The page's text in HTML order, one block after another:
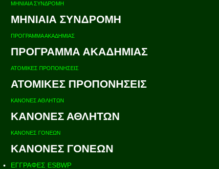
ΜΗΝΙΑΙΑ ΣΥΝΔΡΟΜΗ
ΜΗΝΙΑΙΑ ΣΥΝΔΡΟΜΗ
ΠΡΟΓΡΑΜΜΑ ΑΚΑΔΗΜΙΑΣ
ΠΡΟΓΡΑΜΜΑ ΑΚΑΔΗΜΙΑΣ
ΑΤΟΜΙΚΕΣ ΠΡΟΠΟΝΗΣΕΙΣ
ΑΤΟΜΙΚΕΣ ΠΡΟΠΟΝΗΣΕΙΣ
ΚΑΝΟΝΕΣ ΑΘΛΗΤΩΝ
ΚΑΝΟΝΕΣ ΑΘΛΗΤΩΝ
ΚΑΝΟΝΕΣ ΓΟΝΕΩΝ
ΚΑΝΟΝΕΣ ΓΟΝΕΩΝ
ΕΓΓΡΑΦΕΣ ESBWP